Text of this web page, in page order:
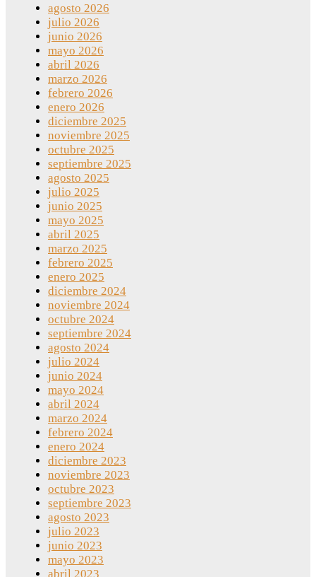
agosto 2026
julio 2026
junio 2026
mayo 2026
abril 2026
marzo 2026
febrero 2026
enero 2026
diciembre 2025
noviembre 2025
octubre 2025
septiembre 2025
agosto 2025
julio 2025
junio 2025
mayo 2025
abril 2025
marzo 2025
febrero 2025
enero 2025
diciembre 2024
noviembre 2024
octubre 2024
septiembre 2024
agosto 2024
julio 2024
junio 2024
mayo 2024
abril 2024
marzo 2024
febrero 2024
enero 2024
diciembre 2023
noviembre 2023
octubre 2023
septiembre 2023
agosto 2023
julio 2023
junio 2023
mayo 2023
abril 2023